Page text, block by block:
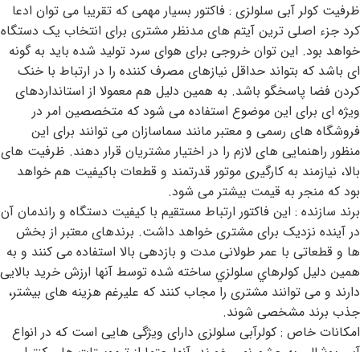
ظرفیت کولر آبی سلولزی : فاکتور بسیار مهمی که تقریبا می توان ادعا
کرد جزء اصلی ترین آیتم های مدنظر مشتری برای انتخاب یک دستگاه
خواهد بود. این توان خروجی برای هوای سرد تولید شده باید به گونه
ای باشد که بتواند حداقل نیازهای مصرف کننده را در ارتباط با خنک
کردن فضا پاسخگو باشد. به همین دلیل هم معمولا از استانداردهای
ویژه ای برای این موضوع استفاده می شود که متخصصین امر در
فروشگاه های رسمی و معتبر مانند سماسازان می توانند برای این
منظور راهنمایی های لازم را در اختیار مشتریان قرار دهند. ظرفیت های
بالا، نیازمند به کارگیری موتور قدرتمند و قطعات باکیفیت هم خواهد
بود که منجر به قیمت بیشتر می شود.
برند سازنده : این فاکتور ارتباط مستقیم با کیفیت دستگاه و راندمان آن
در آینده نزدیک برای مشتری خواهد داشت. برندهای معتبر از بخش
ها و قطعاتی با عمر طولانی مدت و بازدهی بالا استفاده می کنند و به
همین دلیل كولرهاي سلولزي ساخته شده توسط آنها ارزش خرید بالایی
دارند و می توانند مشتری را مجاب کنند که علیرغم هزینه های بیشتر،
جذب برند مشخصی شوند.
امکانات خاص : کولرآبی سلولزی دارای ویژگی هایی است که در انواع